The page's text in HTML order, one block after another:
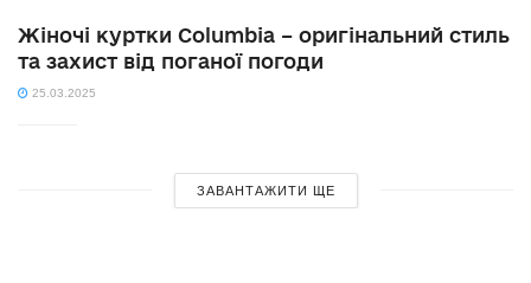
Жіночі куртки Columbia – оригінальний стиль
та захист від поганої погоди
25.03.2025
ЗАВАНТАЖИТИ ЩЕ